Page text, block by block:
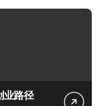
业路径